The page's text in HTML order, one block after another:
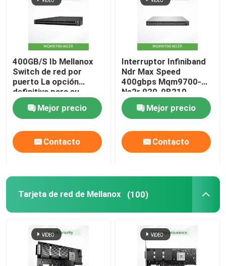
Interruptor de red del jaléo
AP inalámbrico Aruba
Interruptor de Aruba
Interruptor de Cisco
Rack de servidor con refrigeración integrada
400GB/S Ib Mellanox
Switch de red por
puerto La opción
definitiva para su
servidor almacenado
MQM9790-NS2R(920-
9B210-00RN-0D0)
Switches
administrados
Mejor precio
Contacto
Interruptor Infiniband
Ndr Max Speed
400gbps Mqm9700-
Ns2r 920-9B210-
00RN-0M2 Perfecto
para las necesidades
del cliente por Nvidia
Qm9700 1u
Mejor precio
Contacto
Tarjeta de red de Mellanox (100)